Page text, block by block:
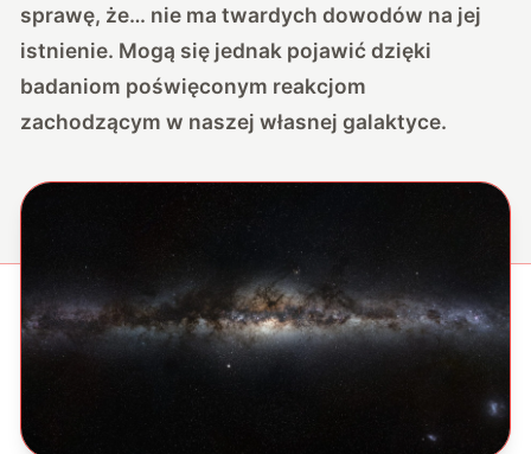
sprawę, że… nie ma twardych dowodów na jej
istnienie. Mogą się jednak pojawić dzięki
badaniom poświęconym reakcjom
zachodzącym w naszej własnej galaktyce.